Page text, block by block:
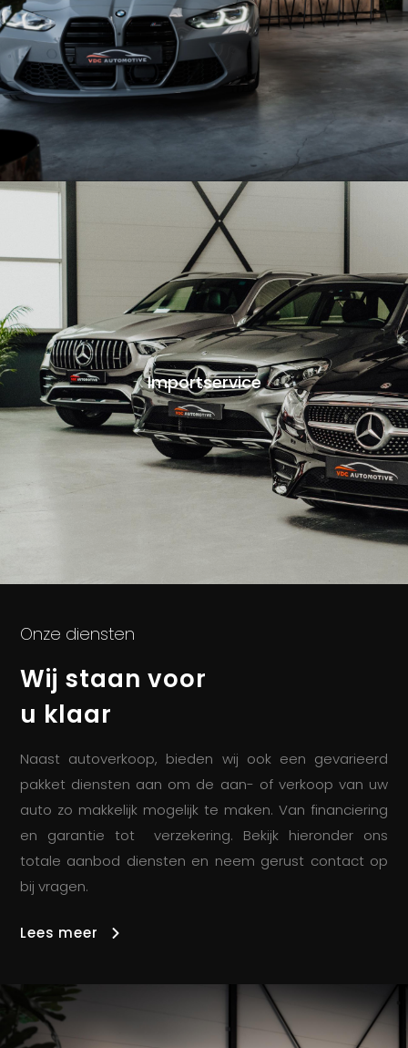
Importservice
Onze diensten
Wij staan voor
u klaar
Naast autoverkoop, bieden wij ook een gevarieerd
pakket diensten aan om de aan- of verkoop van uw
auto zo makkelijk mogelijk te maken. Van financiering
en garantie tot verzekering. Bekijk hieronder ons
totale aanbod diensten en neem gerust contact op
bij vragen.
Lees meer